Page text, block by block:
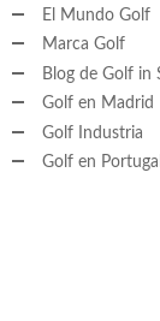
El Mundo Golf
Marca Golf
Blog de Golf in
Golf en Madrid
Golf Industria
Golf en Portugal